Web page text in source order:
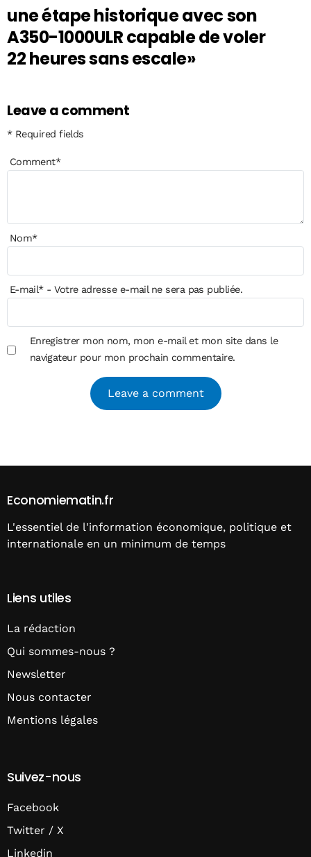
une étape historique avec son
A350-1000ULR capable de voler
22 heures sans escale»
Leave a comment
* Required fields
Comment*
Nom*
E-mail*- Votre adresse e-mail ne sera pas publiée.
Enregistrer mon nom, mon e-mail et mon site dans le
navigateur pour mon prochain commentaire.
Economiematin.fr
L'essentiel de l'information économique, politique et
internationale en un minimum de temps
Liens utiles
La rédaction
Qui sommes-nous ?
Newsletter
Nous contacter
Mentions légales
Suivez-nous
Facebook
Twitter / X
Linkedin